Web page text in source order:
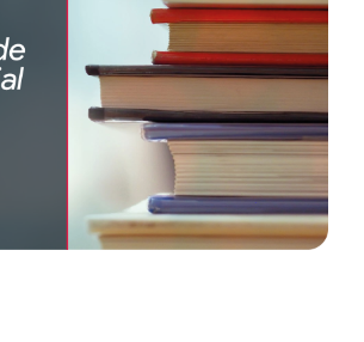
Venta de material
Libros